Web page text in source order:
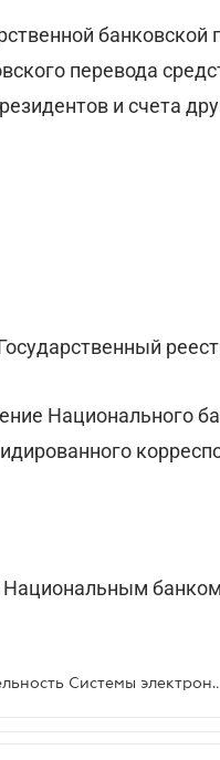
банковской
перевода
и счета
Национального
Нацбанк нормативно оформил